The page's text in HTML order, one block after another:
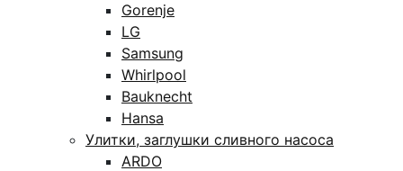
Gorenje
LG
Samsung
Whirlpool
Bauknecht
Hansa
Улитки, заглушки сливного насоса
ARDO